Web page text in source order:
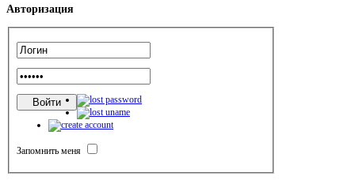
Авторизация
Запомнить меня